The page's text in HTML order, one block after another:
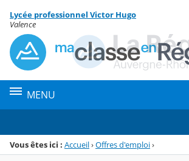
Menu de la rubrique
Contenu
Lycée professionnel Victor Hugo
Valence
MENU
Vous êtes ici : Accueil›Offres d'emploi›